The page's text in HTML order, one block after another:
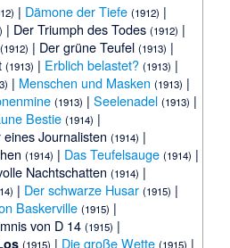
| Dämone der Tiefe (1912) |
| Der Triumph des Todes (1912) |
(1912) | Der grüne Teufel (1913) |
(1913) | Erblich belastet? (1913) |
| Menschen und Masken (1913) |
(1913) | Seelenadel (1913) |
Bestie (1914) |
Journalisten (1914) |
(1914) | Das Teufelsauge (1914) |
Nachtschatten (1914) |
| Der schwarze Husar (1915) |
Baskerville (1915) |
von D 14 (1915) |
(1915) | Die große Wette (1915) |